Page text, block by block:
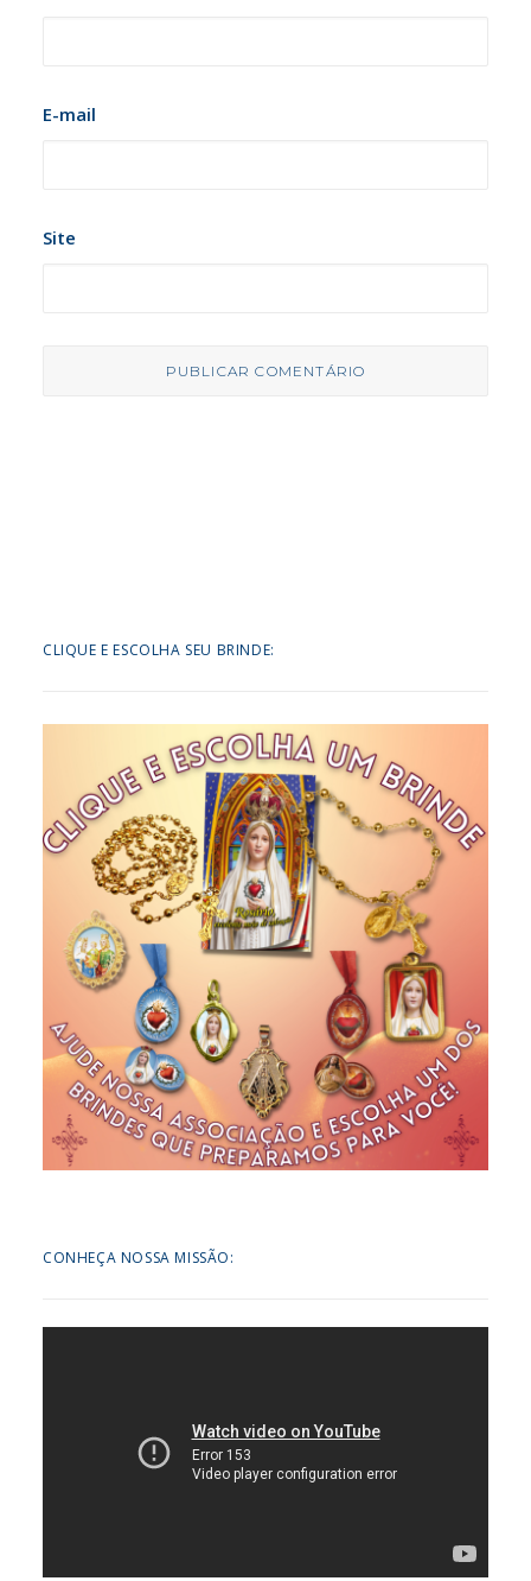
E-mail
Site
CLIQUE E ESCOLHA SEU BRINDE:
CONHEÇA NOSSA MISSÃO: